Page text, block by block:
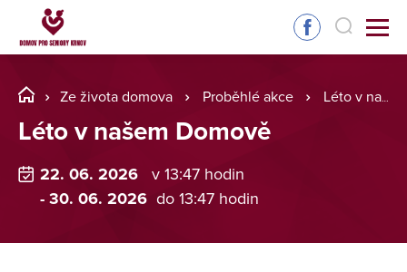
Ze života domova Proběhlé akce Léto v našem Domově
Léto v našem Domově
22. 06. 2026
v 13:47 hodin
- 30. 06. 2026 do 13:47 hodin